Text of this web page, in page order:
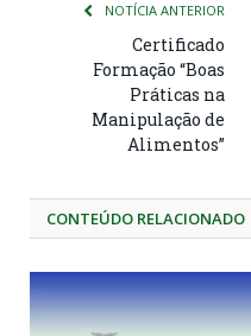
NOTÍCIA ANTERIOR
Certificado
Formação “Boas
Práticas na
Manipulação de
Alimentos”
CONTEÚDO RELACIONADO